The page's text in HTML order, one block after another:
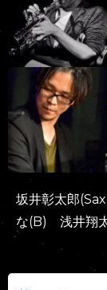
坂井彰太郎
な(B) 浅井翔